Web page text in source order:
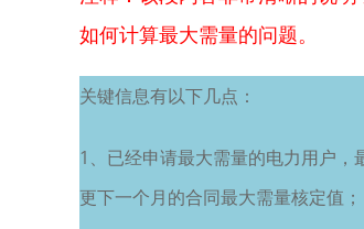
如何计算最大需量的问题。
关键信息有以下几点：
1、已经申请最大需量的电力用户
更下一个月的合同最大需量核定值；